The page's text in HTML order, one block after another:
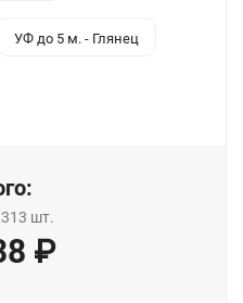
УФ до 5 м. - Глянец
шт.
₽